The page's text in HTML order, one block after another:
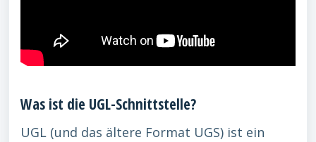
Was ist die UGL-Schnittstelle?
UGL (und das ältere Format UGS) ist ein